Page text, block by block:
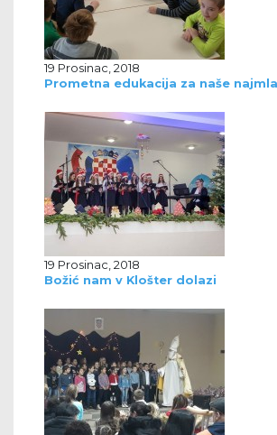
19 Prosinac, 2018
Prometna edukacija za naše
19 Prosinac, 2018
Božić nam v Klošter dolazi